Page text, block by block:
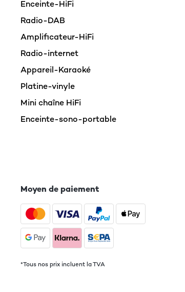
Enceinte-HiFi
Radio-DAB
Amplificateur-HiFi
Radio-internet
Appareil-Karaoké
Platine-vinyle
Mini chaîne HiFi
Enceinte-sono-portable
Moyen de paiement
*Tous nos prix incluent la TVA